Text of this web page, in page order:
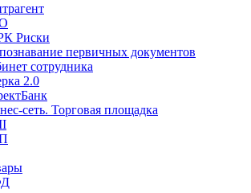
Риски
первичных документов
сотрудника
2.0
сеть. Торговая площадка